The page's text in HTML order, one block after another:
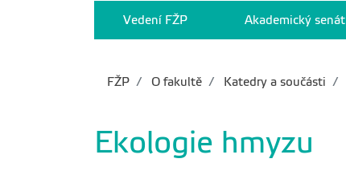
Vedení FŽP Akademický senát
FŽP O fakultě Katedry a součásti
Ekologie hmyzu